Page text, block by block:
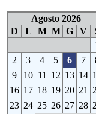
Agosto 2026
D
L M M G V
2
3 4 5 6 7
9
10 11 12 13 14
16 17 18 19 20 21
23 24 25 26 27 28